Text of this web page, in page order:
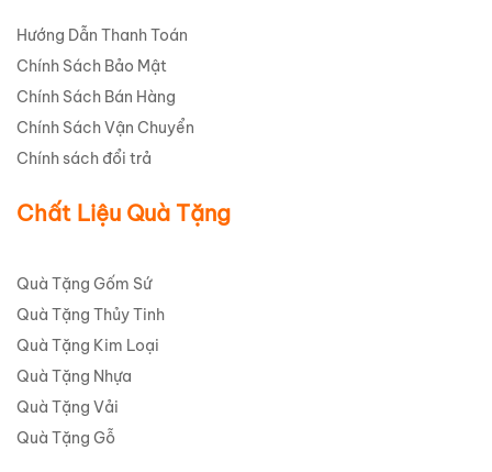
Hướng Dẫn Thanh Toán
Chính Sách Bảo Mật
Chính Sách Bán Hàng
Chính Sách Vận Chuyển
Chính sách đổi trả
Chất Liệu Quà Tặng
Quà Tặng Gốm Sứ
Quà Tặng Thủy Tinh
Quà Tặng Kim Loại
Quà Tặng Nhựa
Quà Tặng Vải
Quà Tặng Gỗ